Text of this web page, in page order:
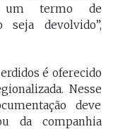
um termo de
seja devolvido”,
é oferecido
Nesse
deve
da companhia